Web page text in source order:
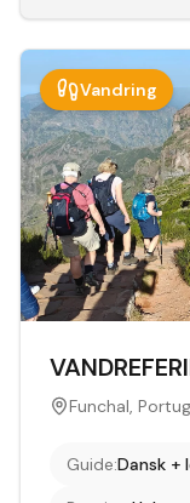
Vandring
Funchal,
Guide:Dansk +